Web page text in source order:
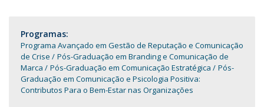
Programas:
Programa Avançado em Gestão de Reputação e Comunicação
de Crise
Pós-Graduação em Branding e Comunicação de
Marca
Pós-Graduação em Comunicação Estratégica
Pós-
Graduação em Comunicação e Psicologia Positiva:
Contributos Para o Bem-Estar nas Organizações